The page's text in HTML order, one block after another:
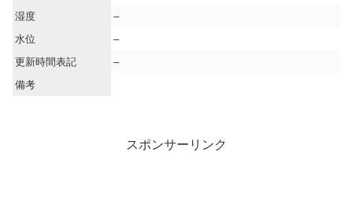
湿度
–
水位
–
更新時間表記
–
備考
スポンサーリンク